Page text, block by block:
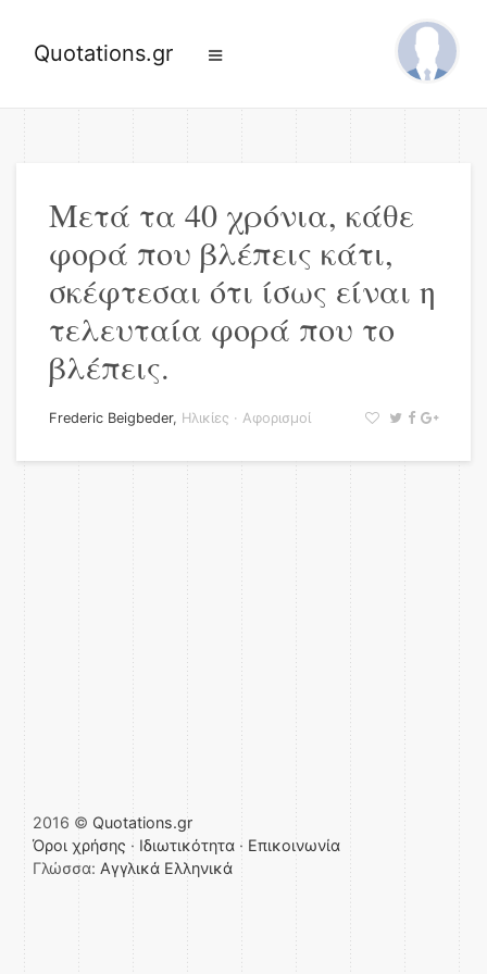
Quotations.gr
Μετά τα 40 χρόνια, κάθε
φορά που βλέπεις κάτι,
σκέφτεσαι ότι ίσως είναι η
τελευταία φορά που το
βλέπεις.
Frederic Beigbeder, Ηλικίες · Αφορισμοί
2016 © Quotations.gr
Όροι χρήσης · Ιδιωτικότητα · Επικοινωνία
Γλώσσα: Αγγλικά Ελληνικά